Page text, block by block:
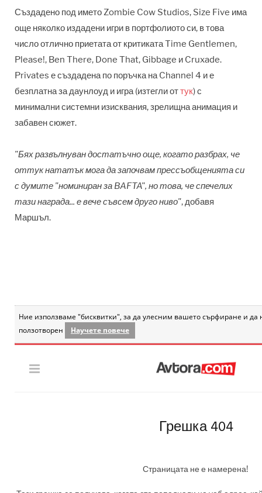
Създадено под името Zombie Cow Studios, Size Five има
още няколко издадени игри в портфолиото си, в това
число отлично приетата от критиката Time Gentlemen,
Please!, Ben There, Done That, Gibbage и Cruxade.
Privates е създадена по поръчка на Channel 4 и е
безплатна за даунлоуд и игра (изтегли оттук) с
минимални системни изисквания, зрелищна анимация и
забавен сюжет.
"Бях развълнуван достатъчно още, когато разбрах, че
оттук нататък мога да започвам прессъобщенията си
с думите "номиниран за BAFTA", но това, че спечелих
тази награда... е вече съвсем друго ниво", добавя
Маршъл.